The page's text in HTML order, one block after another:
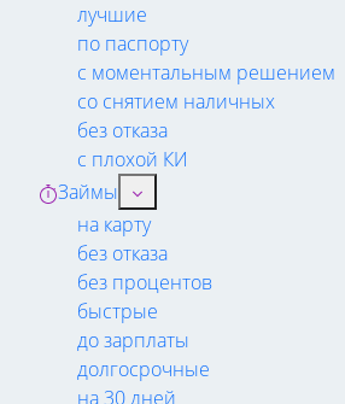
лучшие
по паспорту
с моментальным решением
со снятием наличных
без отказа
с плохой КИ
Займы
на карту
без отказа
без процентов
быстрые
до зарплаты
долгосрочные
на 30 дней